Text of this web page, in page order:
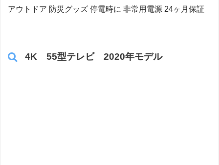
アウトドア 防災グッズ 停電時に 非常用電源 24ヶ月保証
4K 55型テレビ 2020年モデル